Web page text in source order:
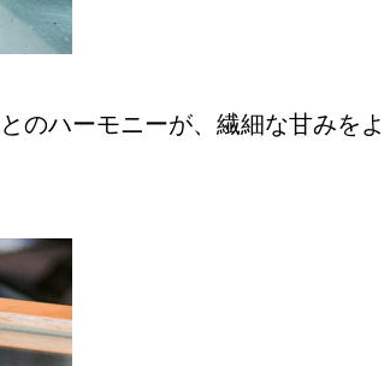
のハーモニーが、繊細な甘みをよ